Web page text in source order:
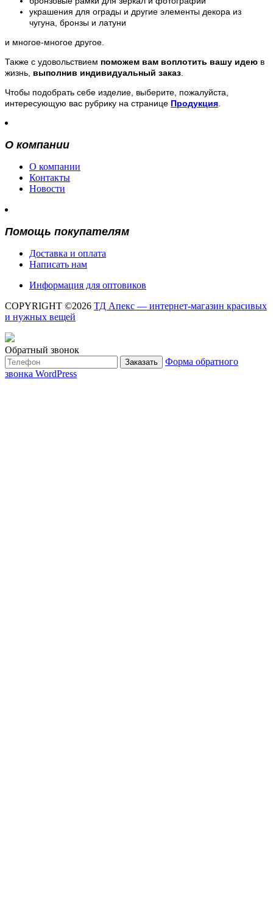
украшения для ограды и другие элементы декора из
чугуна, бронзы и латуни
и многое-многое другое.
Также с удовольствием поможем вам воплотить вашу идею в
жизнь, выполнив индивидуальный заказ
Чтобы подобрать себе изделие, выберите, пожалуйста,
интересующую вас рубрику на странице Продукция
О компании
О компании
Контакты
Новости
Помощь покупателям
Доставка и оплата
Написать нам
Информация для оптовиков
COPYRIGHT ©2026 ТД Апекс — интернет-магазин красивых
и нужных вещей
Обратный звонок
Заказать
Форма обратного
звонка WordPress